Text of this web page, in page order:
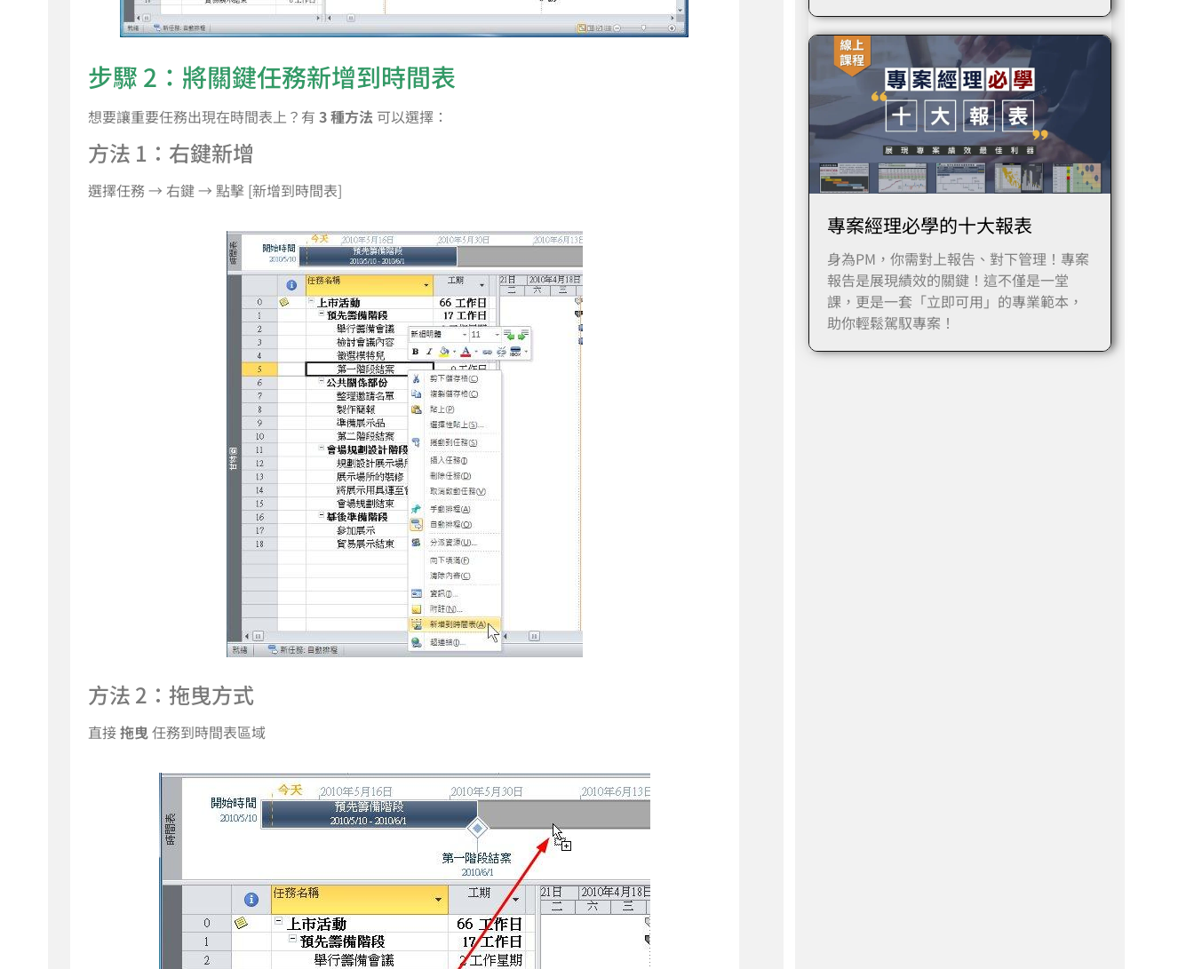
步驟 2：將關鍵任務新增到時間表
想要讓重要任務出現在時間表上？有 3 種方法 可以選擇：
方法 1：右鍵新增
選擇任務 → 右鍵 → 點擊 [新增到時間表]
方法 2：拖曳方式
直接拖曳任務到時間表區域
專案經理必學的十大報表
身為PM，你需對上報告、對下管理！專案
報告是展現績效的關鍵！這不僅是一堂
課，更是一套「立即可用」的專業範本，
助你輕鬆駕馭專案！